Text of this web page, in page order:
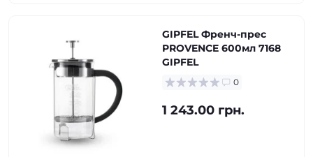
GIPFEL Френч-прес
PROVENCE 600мл 7168
GIPFEL
0
1 243.00 грн.